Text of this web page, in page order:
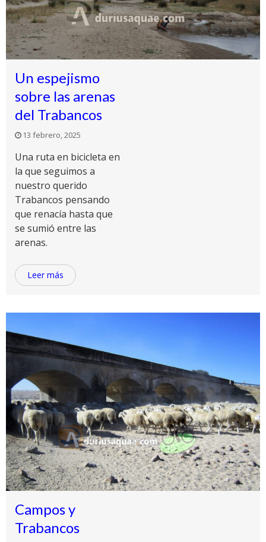
Un espejismo
sobre las arenas
del Trabancos
13 febrero, 2025
Una ruta en bicicleta en
la que seguimos a
nuestro querido
Trabancos pensando
que renacía hasta que
se sumió entre las
arenas.
Leer más
Campos y
Trabancos